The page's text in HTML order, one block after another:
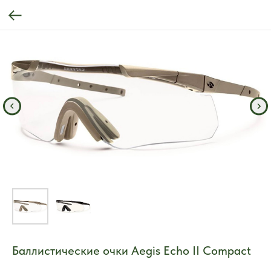
Баллистические очки Aegis Echo II Compact